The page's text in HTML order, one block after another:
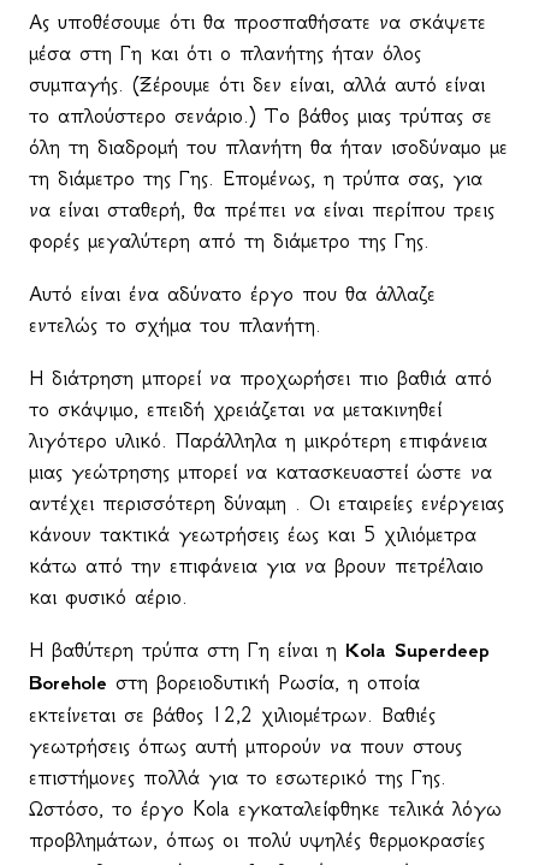
Ας υποθέσουμε ότι θα προσπαθήσατε να σκάψετε
μέσα στη Γη και ότι ο πλανήτης ήταν όλος
συμπαγής. (Ξέρουμε ότι δεν είναι, αλλά αυτό είναι
το απλούστερο σενάριο.) Το βάθος μιας τρύπας σε
όλη τη διαδρομή του πλανήτη θα ήταν ισοδύναμο με
τη διάμετρο της Γης. Επομένως, η τρύπα σας, για
να είναι σταθερή, θα πρέπει να είναι περίπου τρεις
φορές μεγαλύτερη από τη διάμετρο της Γης.
Αυτό είναι ένα αδύνατο έργο που θα άλλαζε
εντελώς το σχήμα του πλανήτη.
Η διάτρηση μπορεί να προχωρήσει πιο βαθιά από
το σκάψιμο, επειδή χρειάζεται να μετακινηθεί
λιγότερο υλικό. Παράλληλα η μικρότερη επιφάνεια
μιας γεώτρησης μπορεί να κατασκευαστεί ώστε να
αντέχει περισσότερη δύναμη . Οι εταιρείες ενέργειας
κάνουν τακτικά γεωτρήσεις έως και 5 χιλιόμετρα
κάτω από την επιφάνεια για να βρουν πετρέλαιο
και φυσικό αέριο.
Η βαθύτερη τρύπα στη Γη είναι η Kola Superdeep
Borehole στη βορειοδυτική Ρωσία, η οποία
εκτείνεται σε βάθος 12,2 χιλιομέτρων. Βαθιές
γεωτρήσεις όπως αυτή μπορούν να πουν στους
επιστήμονες πολλά για το εσωτερικό της Γης.
Ωστόσο, το έργο Kola εγκαταλείφθηκε τελικά λόγω
προβλημάτων, όπως οι πολύ υψηλές θερμοκρασίες